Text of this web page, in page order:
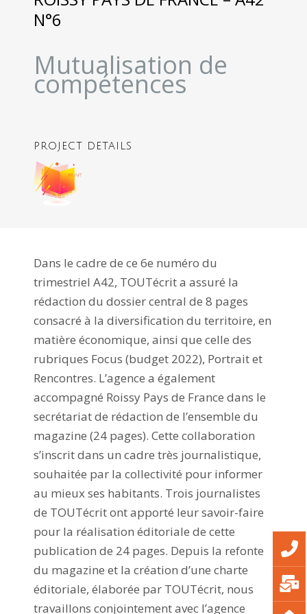
N°6
Mutualisation de
compétences
PROJECT DETAILS
Dans le cadre de ce 6e numéro du
trimestriel A42, TOUTécrit a assuré la
rédaction du dossier central de 8 pages
consacré à la diversification du territoire, en
matière économique, ainsi que celle des
rubriques Focus (budget 2022), Portrait et
Rencontres. L’agence a également
accompagné Roissy Pays de France dans le
secrétariat de rédaction de l’ensemble du
magazine (24 pages). Cette collaboration
s’inscrit dans un cadre très journalistique,
souhaitée par la collectivité pour informer
au mieux ses habitants. Trois journalistes
de TOUTécrit ont apporté leur savoir-faire
pour la réalisation éditoriale de cette
publication de 24 pages. Depuis la refonte
du magazine et la création d’une charte
éditoriale, élaborée par TOUTécrit, nous
travaillons conjointement avec l’agence